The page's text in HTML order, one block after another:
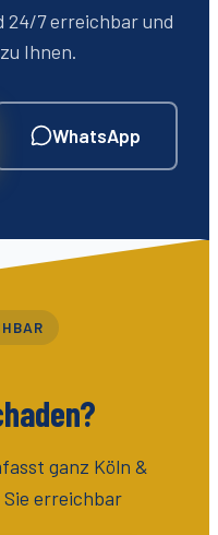
24/7 erreichbar und
Ihnen.
WhatsApp
ganz Köln &
erreichbar